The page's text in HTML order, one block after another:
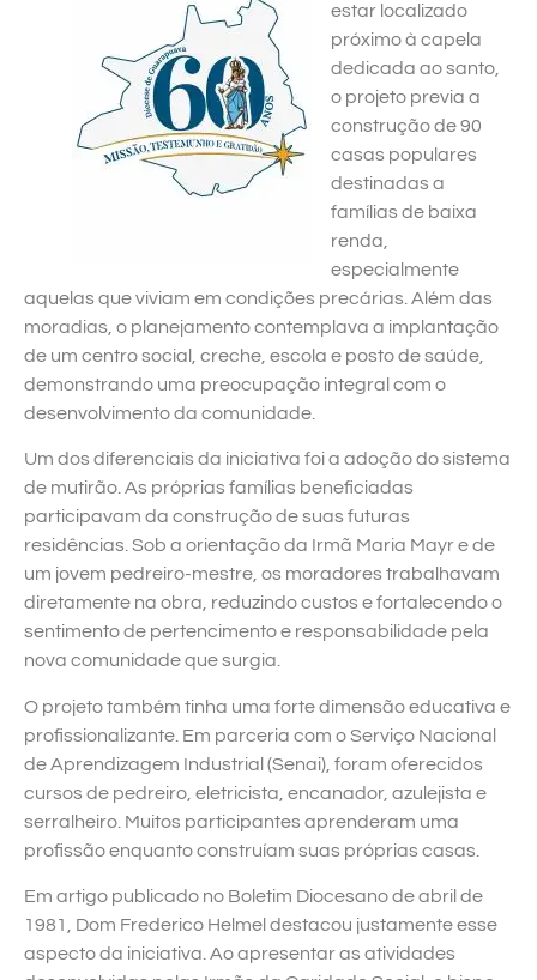
estar localizado
próximo à capela
dedicada ao santo,
o projeto previa a
construção de 90
casas populares
destinadas a
famílias de baixa
renda,
especialmente
aquelas que viviam em condições precárias. Além das
moradias, o planejamento contemplava a implantação
de um centro social, creche, escola e posto de saúde,
demonstrando uma preocupação integral com o
desenvolvimento da comunidade.
Um dos diferenciais da iniciativa foi a adoção do sistema
de mutirão. As próprias famílias beneficiadas
participavam da construção de suas futuras
residências. Sob a orientação da Irmã Maria Mayr e de
um jovem pedreiro-mestre, os moradores trabalhavam
diretamente na obra, reduzindo custos e fortalecendo o
sentimento de pertencimento e responsabilidade pela
nova comunidade que surgia.
O projeto também tinha uma forte dimensão educativa e
profissionalizante. Em parceria com o Serviço Nacional
de Aprendizagem Industrial (Senai), foram oferecidos
cursos de pedreiro, eletricista, encanador, azulejista e
serralheiro. Muitos participantes aprenderam uma
profissão enquanto construíam suas próprias casas.
Em artigo publicado no Boletim Diocesano de abril de
1981, Dom Frederico Helmel destacou justamente esse
aspecto da iniciativa. Ao apresentar as atividades